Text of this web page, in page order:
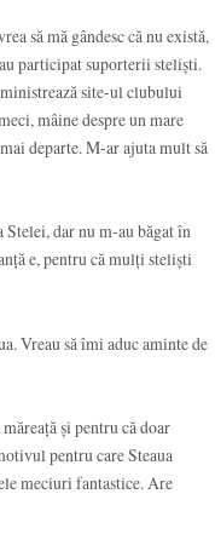
să mă gândesc că nu există,
participat suporterii steliști.
site-ul clubului
mâine despre un mare
departe. M-ar ajuta mult să
Stelei, dar nu m-au băgat în
e, pentru că mulți steliști
Vreau să îmi aduc aminte de
și pentru că doar
pentru care Steaua
meciuri fantastice. Are